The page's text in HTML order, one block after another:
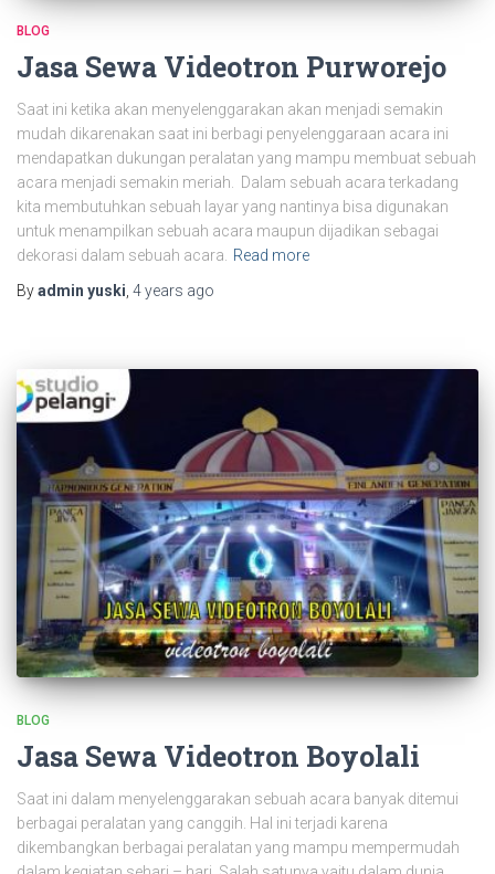
BLOG
Jasa Sewa Videotron Purworejo
Saat ini ketika akan menyelenggarakan akan menjadi semakin
mudah dikarenakan saat ini berbagi penyelenggaraan acara ini
mendapatkan dukungan peralatan yang mampu membuat sebuah
acara menjadi semakin meriah. Dalam sebuah acara terkadang
kita membutuhkan sebuah layar yang nantinya bisa digunakan
untuk menampilkan sebuah acara maupun dijadikan sebagai
dekorasi dalam sebuah acara. Read more
Byadmin yuski, 4 years ago
BLOG
Jasa Sewa Videotron Boyolali
Saat ini dalam menyelenggarakan sebuah acara banyak ditemui
berbagai peralatan yang canggih. Hal ini terjadi karena
dikembangkan berbagai peralatan yang mampu mempermudah